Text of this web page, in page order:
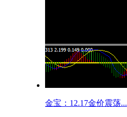
金宝：12.17金价震荡...